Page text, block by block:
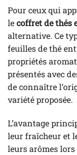
Pour ceux qui
lecoffret de thés
alternative. Ce
feuilles de thé
propriétés
présentés avec
de connaître
variété proposée.
L’avantage
leur fraîcheur et
leurs arômes lors